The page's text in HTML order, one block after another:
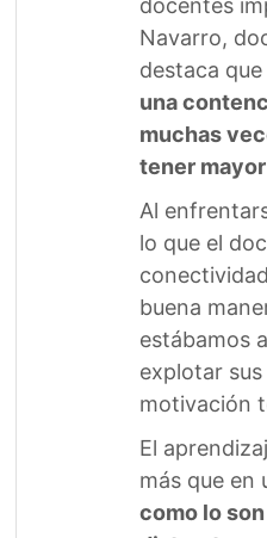
docentes
Navarro,
destaca que
una
muchas
tener
Al
lo que el
buena
estábamos
explotar
motivación
El
más que en
como lo